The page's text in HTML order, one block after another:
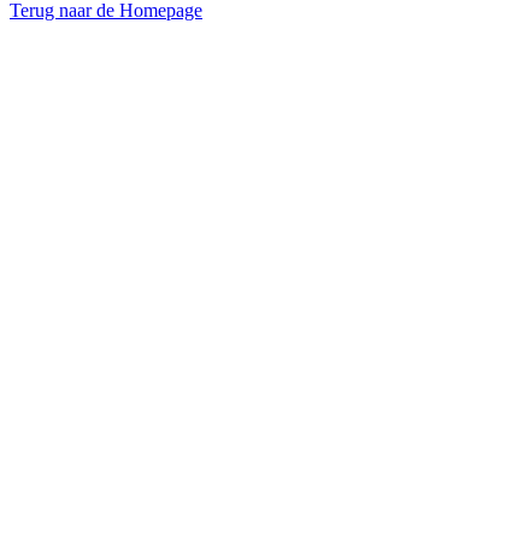
Terug naar de Homepage